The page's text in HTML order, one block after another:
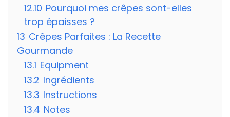
12.10 Pourquoi mes crêpes sont-elles
trop épaisses ?
13 Crêpes Parfaites : La Recette
Gourmande
13.1 Equipment
13.2 Ingrédients
13.3 Instructions
13.4 Notes